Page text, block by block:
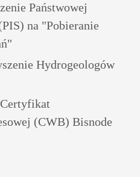
Państwowej
na "Pobieranie
Hydrogeologów
(CWB) Bisnode